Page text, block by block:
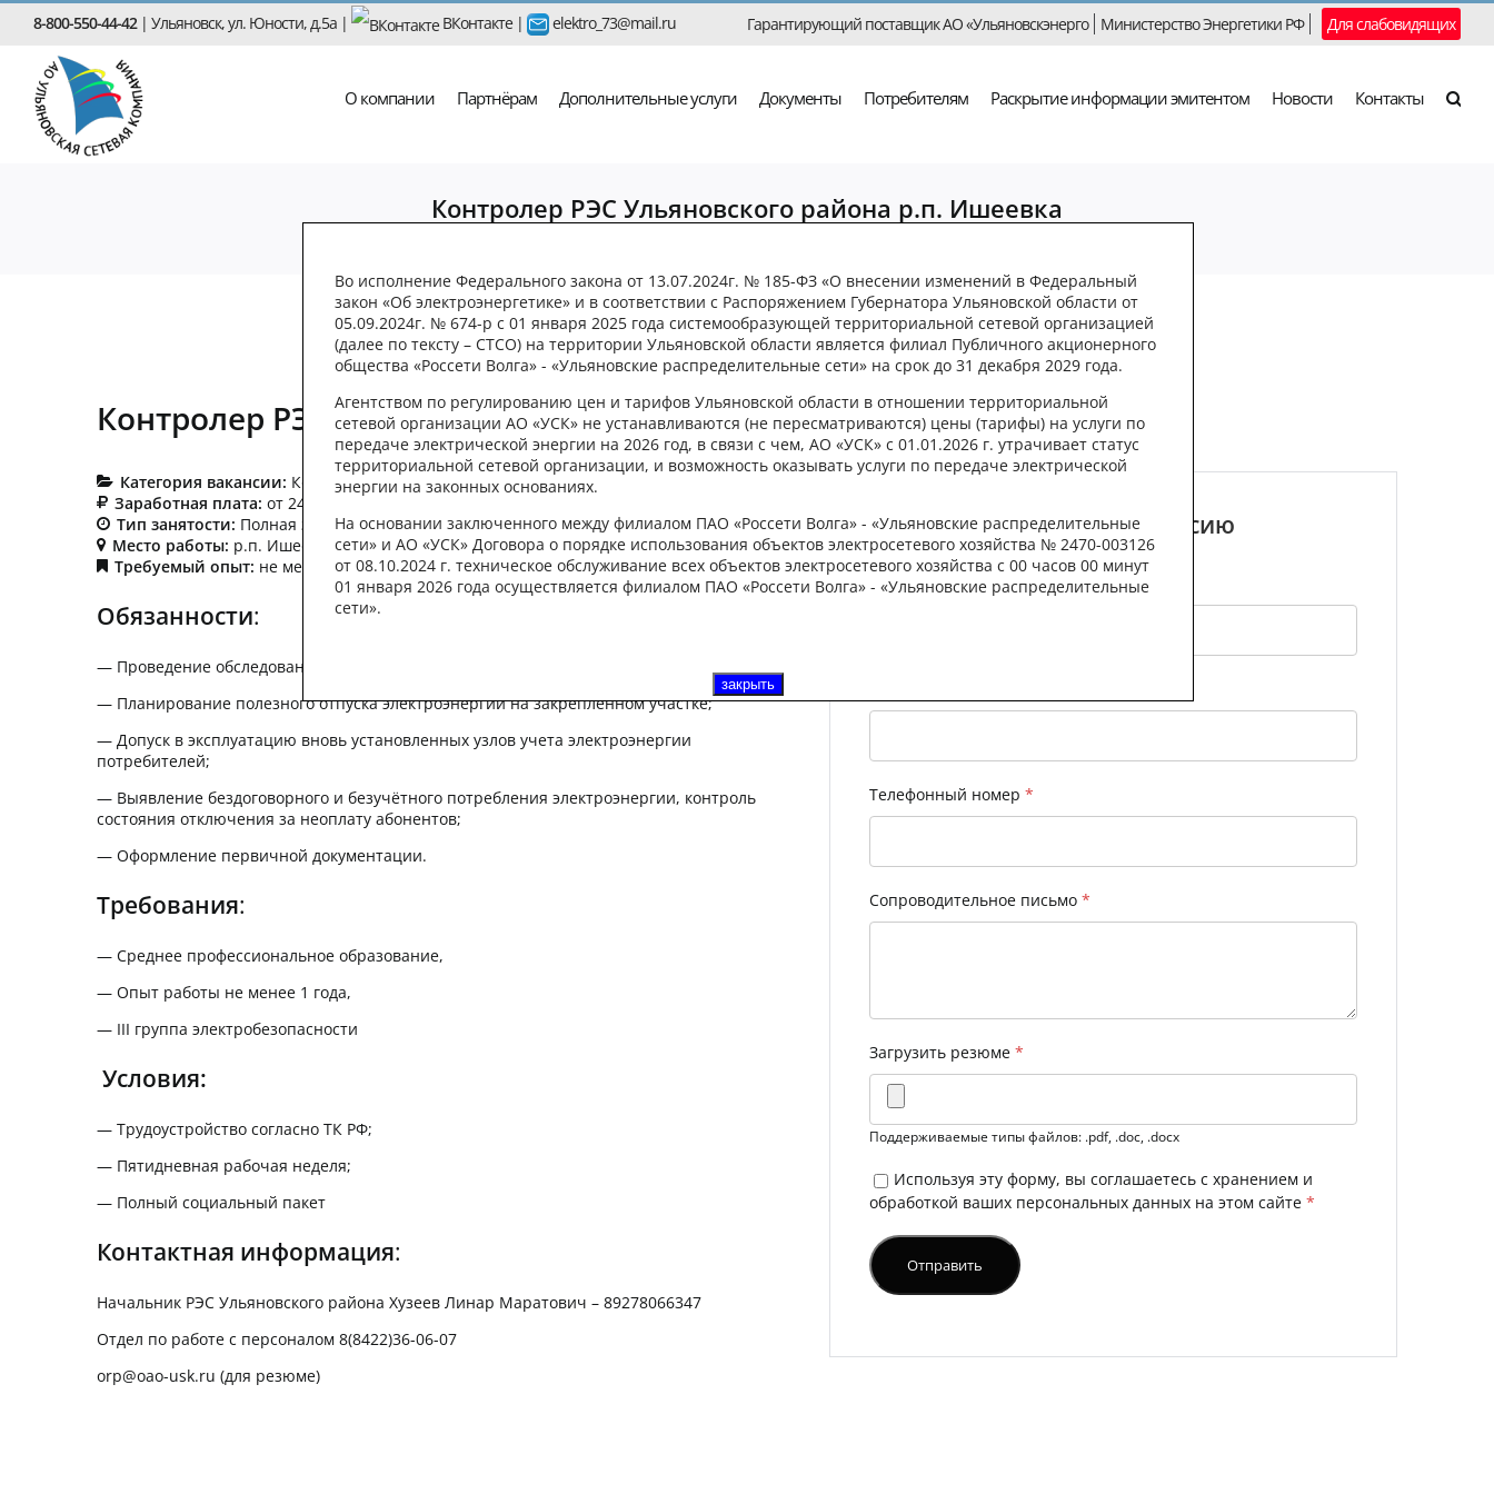
Skip
8-800-550-44-42| Ульяновск, ул. Юности, д.5а | ВКонтакте| elektro_73@mail.ru Гарантирующий поставщик АО «Ульяновскэнерго Министерство Энергетики РФ Для слабовидящих
О компании Партнёрам Дополнительные услуги Документы Потребителям Раскрытие информации эмитентом Новости Контакты
Контролер РЭС Ульяновского района р.п. Ишеевка
Контролер РЭС Ульяновского района р.п. Ишеевка
Категория вакансии: Контролер
Заработная плата: от 24 500 - 28 600 руб.
Тип занятости: Полная занятость
Место работы: р.п. Ишеевка
Требуемый опыт: не менее 1 года
Обязанности:
— Проведение обследования узлов учета электроэнергии потребителей;
— Планирование полезного отпуска электроэнергии на закрепленном участке;
— Допуск в эксплуатацию вновь установленных узлов учета электроэнергии
потребителей;
— Выявление бездоговорного и безучётного потребления электроэнергии, контроль
состояния отключения за неоплату абонентов;
— Оформление первичной документации.
Требования:
— Среднее профессиональное образование,
— Опыт работы не менее 1 года,
— III группа электробезопасности
Условия:
— Трудоустройство согласно ТК РФ;
— Пятидневная рабочая неделя;
— Полный социальный пакет
Контактная информация:
Начальник РЭС Ульяновского района Хузеев Линар Маратович – 89278066347
Отдел по работе с персоналом 8(8422)36-06-07
orp@oao-usk.ru (для резюме)
Откликнуться на эту вакансию
Ваше имя*
Телефонный номер *
Сопроводительное письмо *
Загрузить резюме *
Поддерживаемые типы файлов: .pdf, .doc, .docx
Используя эту форму, вы соглашаетесь с хранением и
обработкой ваших персональных данных на этом сайте *
С 01.01.2026г. удостоверения, выданные персоналу АО «УСК» считать недействующими, т.к. они утратили
свою юридическую силу.
Спецодежду с логотипом АО «Ульяновская сетевая компания» с 01.01.2026г. считать непригодной к
дальнейшей эксплуатации.
закрыть
Во исполнение Федерального закона от 13.07.2024г. № 185-ФЗ «О внесении изменений в Федеральный
закон «Об электроэнергетике» и в соответствии с Распоряжением Губернатора Ульяновской области от
05.09.2024г. № 674-р с 01 января 2025 года системообразующей территориальной сетевой организацией
(далее по тексту – СТСО) на территории Ульяновской области является филиал Публичного акционерного
общества «Россети Волга» - «Ульяновские распределительные сети» на срок до 31 декабря 2029 года.
Агентством по регулированию цен и тарифов Ульяновской области в отношении территориальной
сетевой организации АО «УСК» не устанавливаются (не пересматриваются) цены (тарифы) на услуги по
передаче электрической энергии на 2026 год, в связи с чем, АО «УСК» с 01.01.2026 г. утрачивает статус
территориальной сетевой организации, и возможность оказывать услуги по передаче электрической
энергии на законных основаниях.
На основании заключенного между филиалом ПАО «Россети Волга» - «Ульяновские распределительные
сети» и АО «УСК» Договора о порядке использования объектов электросетевого хозяйства № 2470-003126
от 08.10.2024 г. техническое обслуживание всех объектов электросетевого хозяйства с 00 часов 00 минут
01 января 2026 года осуществляется филиалом ПАО «Россети Волга» - «Ульяновские распределительные
сети».
закрыть